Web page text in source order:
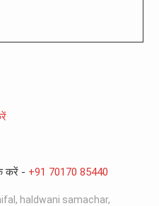
करें - +91 70170 85440
, haldwani samachar,